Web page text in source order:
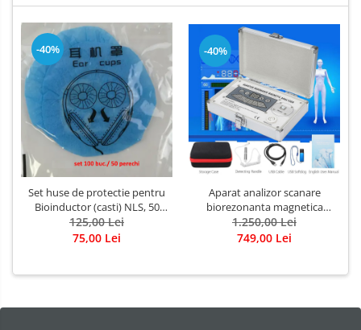
-40%
Set huse de protectie pentru
Bioinductor (casti) NLS, 50
perechi, 100 buc.
125,00 Lei
75,00 Lei
-40%
Aparat analizor scanare
biorezonanta magnetica
QUANTUM generatia 5,
diagnosticare
1.250,00 Lei
749,00 Lei